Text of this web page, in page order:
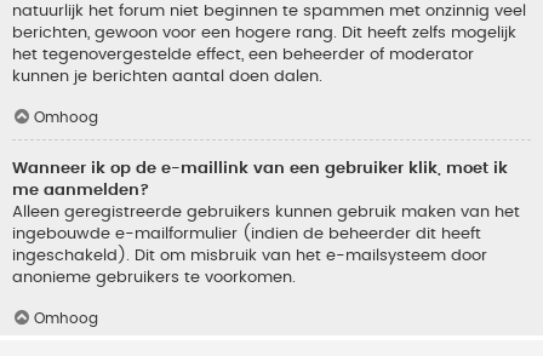
natuurlijk het forum niet beginnen te spammen met onzinnig veel
berichten, gewoon voor een hogere rang. Dit heeft zelfs mogelijk
het tegenovergestelde effect, een beheerder of moderator
kunnen je berichten aantal doen dalen.
Omhoog
Wanneer ik op de e-maillink van een gebruiker klik, moet ik
me aanmelden?
Alleen geregistreerde gebruikers kunnen gebruik maken van het
ingebouwde e-mailformulier (indien de beheerder dit heeft
ingeschakeld). Dit om misbruik van het e-mailsysteem door
anonieme gebruikers te voorkomen.
Omhoog